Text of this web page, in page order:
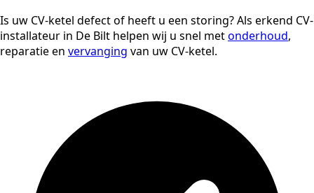
Is uw CV-ketel defect of heeft u een storing? Als erkend CV-
installateur in De Bilt helpen wij u snel metonderhoud,
reparatie en vervanging van uw CV-ketel.